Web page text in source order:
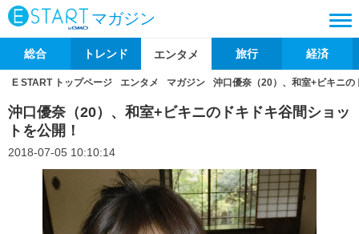
マガジン
総合 トレンド エンタメ 旅行 経済
E START トップページ エンタメ マガジン 沖口優奈（20）、和室+ビキニ
沖口優奈（20）、和室+ビキニのドキドキ谷間ショッ
トを公開！
2018-07-05 10:10:14